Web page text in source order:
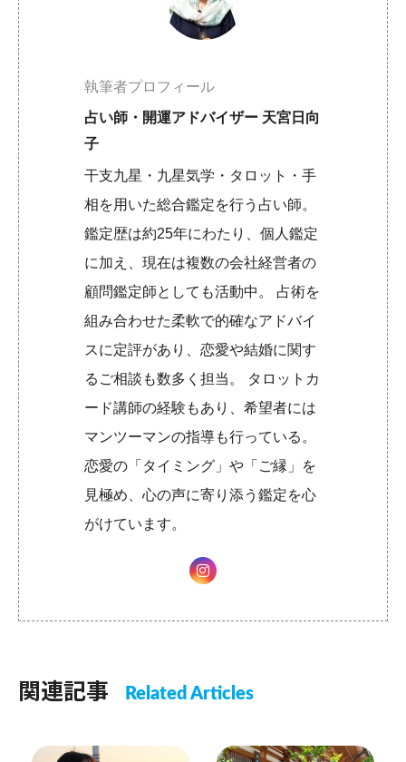
執筆者プロフィール
占い師・開運アドバイザー 天宮日向
子
干支九星・九星気学・タロット・手
相を用いた総合鑑定を行う占い師。
鑑定歴は約25年にわたり、個人鑑定
に加え、現在は複数の会社経営者の
顧問鑑定師としても活動中。 占術を
組み合わせた柔軟で的確なアドバイ
スに定評があり、恋愛や結婚に関す
るご相談も数多く担当。 タロットカ
ード講師の経験もあり、希望者には
マンツーマンの指導も行っている。
恋愛の「タイミング」や「ご縁」を
見極め、心の声に寄り添う鑑定を心
がけています。
関連記事 Related Articles